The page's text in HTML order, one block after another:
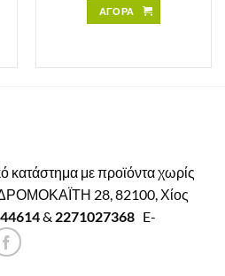
ΑΓΟΡΑ
κατάστημα με προϊόντα χωρίς
28, 82100, Χίος
& 2271027368 E-